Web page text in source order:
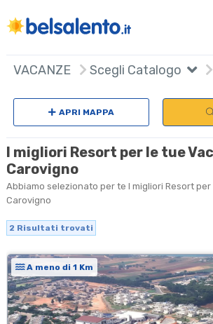
VACANZE Scegli Catalogo
APRI MAPPA
I migliori Resort per le tue
Carovigno
Abbiamo selezionato per te I migliori Resort
Carovigno
2 Risultati trovati
A meno di 1 Km
+